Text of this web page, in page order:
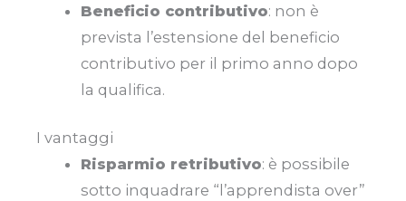
Beneficio contributivo: non è
prevista l’estensione del beneficio
contributivo per il primo anno dopo
la qualifica.
I vantaggi
Risparmio retributivo: è possibile
sotto inquadrare “l’apprendista over”